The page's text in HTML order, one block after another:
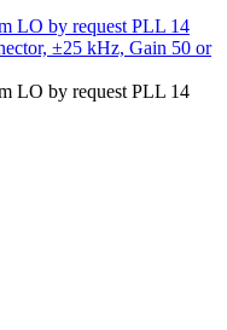
LO by request PLL 14
±25 kHz, Gain 50 or
LO by request PLL 14